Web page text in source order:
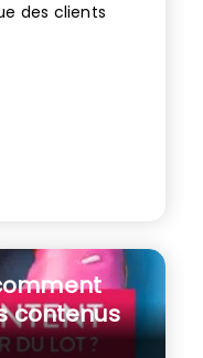
des clients
contenus